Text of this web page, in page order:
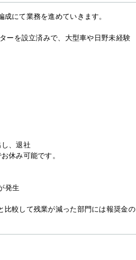
にて業務を進めていきます。
ーを設立済みで、大型車や日野未経験
、退社
休み可能です。
発生
較して残業が減った部門には報奨金の